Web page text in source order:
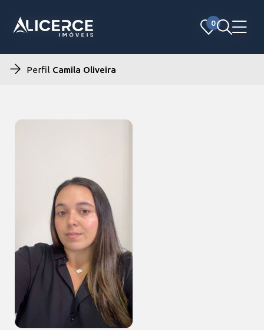
0
0
Perfil Camila Oliveira